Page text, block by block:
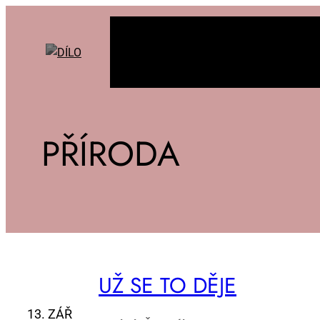
PŘÍRODA
13. ZÁŘ
UŽ SE TO DĚ­JE